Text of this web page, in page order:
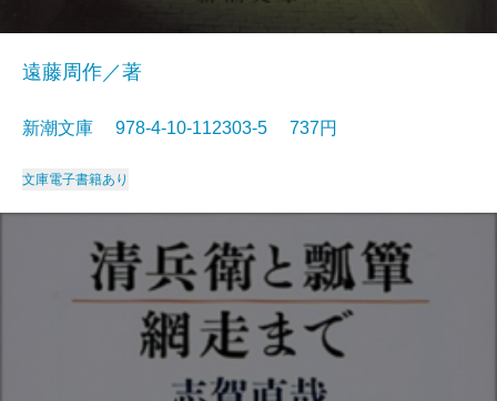
遠藤周作／著
新潮文庫 978-4-10-112303-5 737円
文庫電子書籍あり